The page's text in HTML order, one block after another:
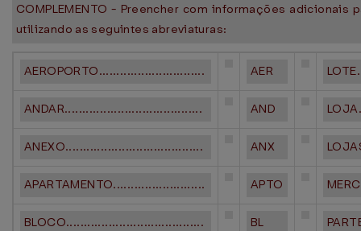
COMPLEMENTO - Preencher com informações adicionais
utilizando as seguintes abreviaturas:
AEROPORTO.............................. AER
ANDAR....................................... AND
ANEXO....................................... ANX
APARTAMENTO.......................... APTO
BLOCO....................................... BL